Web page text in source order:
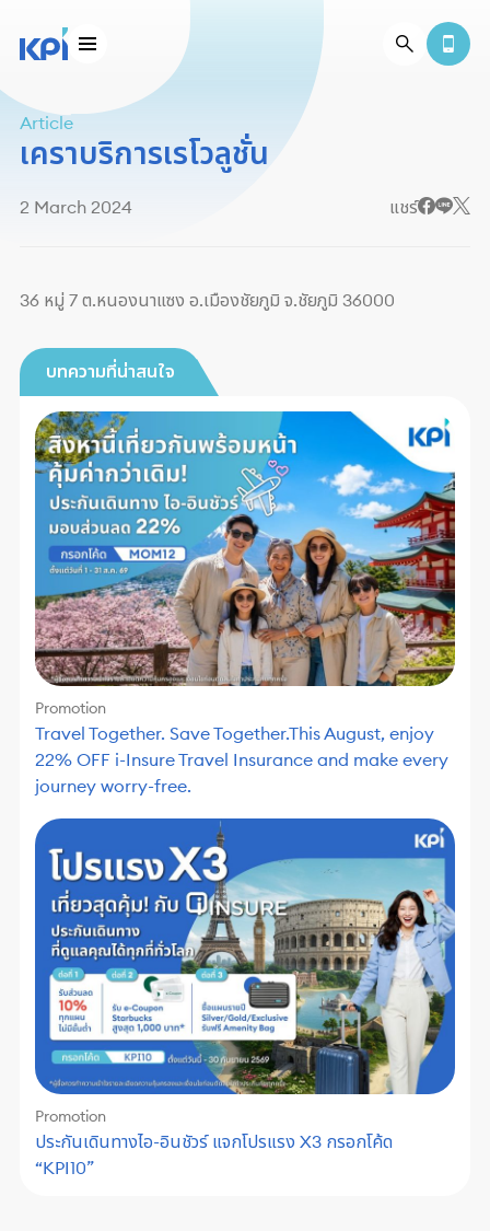
Article
เคราบริการเรโวลูชั่น
2 March 2024 แชร์
36 หมู่ 7 ต.หนองนาแซง อ.เมืองชัยภูมิ จ.ชัยภูมิ 36000
บทความที่น่าสนใจ
Promotion
Travel Together. Save Together.This August, enjoy
22% OFF i-Insure Travel Insurance and make every
journey worry-free.
Promotion
ประกันเดินทางไอ-อินชัวร์ แจกโปรแรง X3 กรอกโค้ด
“KPI10”